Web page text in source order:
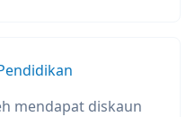
mendapat diskaun